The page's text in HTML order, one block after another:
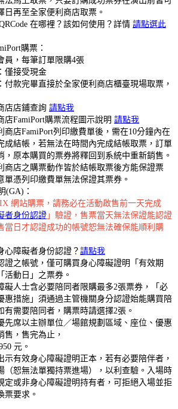
日再至全家便利商店取票。
在哪裡？該如何使用？詳情 請點選此
購票：
員，每筆訂單限購4張
僅接受現金
付款完畢直接於全家便利商店櫃臺現場取票，
店店鋪查詢 請點我
店FamiPort購票流程圖示說明 請點我
商店FamiPort列印繳費單後，需在10分鐘內在
成結帳，若無法在時間內完成結帳取票，訂單
，原本購買的票券將釋回到系統中重新銷售。
商店之購票動作皆於結帳取票後方能保證票
單憑列印繳費單無法保證其票券。
(GA)：
網站購票，請務必在活動啟售前一天完成
者身份認證 」驗證，售票當天無法保證能認證
當日才認證成功的帳號恕無法確保能順利購
心障礙者身份認證？請點我
證之帳號，僅可購買身心障礙證明「有效期
活動日」之票券。
礙人士含必要陪同者限購最多2張票券，「必
惠措施」須通過主管機關身分認證始能購買陪
有需要陪同者，購票時請選擇2張。
先席以主辦單位／場館規劃區域、座位、優惠
售，售完為止，
元。
示有效身心障礙證明正本，若有必要陪伴者，
（恕無法單獨持票進場），以利查驗。入場時
定或非身心障礙證明持有者，可拒絕入場並拒
票要求。